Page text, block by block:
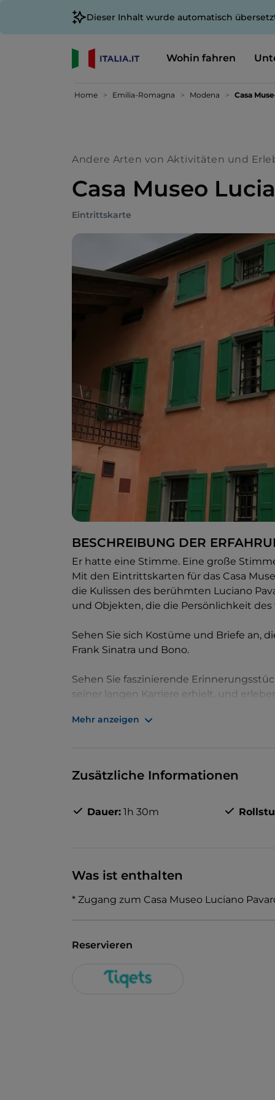
Dieser Inhalt wurde automatisch
Wohin fahren
Home Emilia-Romagna Modena Casa
Andere Arten von Aktivitäten und
Casa Museo
Eintrittskarte
BESCHREIBUNG DER
Er hatte eine Stimme. Eine große
Mit den Eintrittskarten für das Casa
die Kulissen des berühmten Luciano
und Objekten, die die Persönlichkeit
Sehen Sie sich Kostüme und Briefe an,
Frank Sinatra und Bono.
Sehen Sie faszinierende
seiner langen Karriere erhielt, und
Mehr anzeigen
Zusätzliche Informationen
Dauer: 1h 30m
Was ist enthalten
* Zugang zum Casa Museo Luciano
Reservieren